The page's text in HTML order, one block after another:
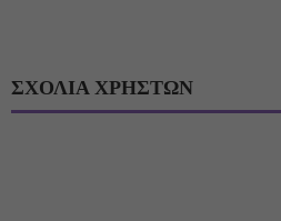
ΣΧΟΛΙΑ ΧΡΗΣΤΩΝ